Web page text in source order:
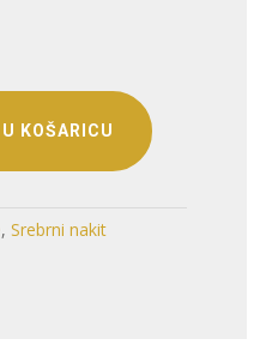
KOŠARICU
,Srebrni nakit